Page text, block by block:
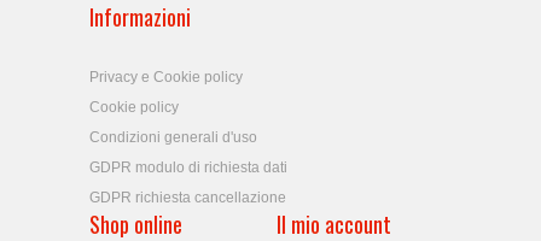
Informazioni
Privacy e Cookie policy
Cookie policy
Condizioni generali d'uso
GDPR modulo di richiesta dati
GDPR richiesta cancellazione
Shop online Il mio account